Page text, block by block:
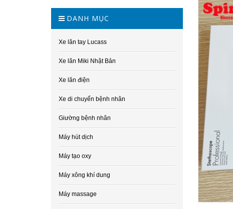
DANH MỤC
Xe lăn tay Lucass
Xe lăn Miki Nhật Bản
Xe lăn điện
Xe di chuyển bệnh nhân
Giường bệnh nhân
Máy hút dịch
Máy tạo oxy
Máy xông khí dung
Máy massage